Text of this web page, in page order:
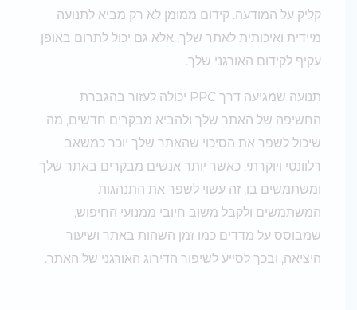
קליק על המודעה. קידום ממומן לא רק מביא לתנועה
מיידית ואיכותית לאתר שלך, אלא גם יכול לתרום באופן
עקיף לקידום האורגני שלך.
תנועה שמגיעה דרך PPC יכולה לעזור בהגברת
החשיפה של האתר שלך ולהביא מבקרים חדשים, מה
שיכול לשפר את הסיכוי שהאתר שלך יוכר כמשאב
רלוונטי ויוקרתי. כאשר יותר אנשים מבקרים באתר שלך
ומשתמשים בו, זה עשוי לשפר את התנהגות
המשתמשים ולקבל משוב חיובי ממנועי החיפוש,
שמבוסס על מדדים כמו זמן השהות באתר ושיעור
היציאה, ובכך לסייע לשיפור הדירוג האורגני של האתר.